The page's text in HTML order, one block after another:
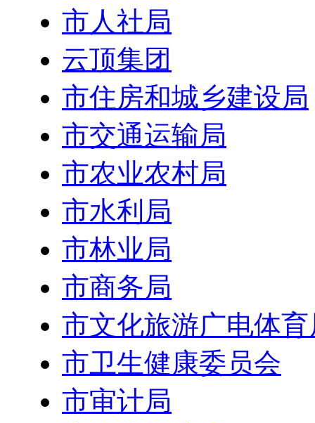
市人社局
云顶集团
市住房和城乡建设局
市交通运输局
市农业农村局
市水利局
市林业局
市商务局
市文化旅游广电体育
市卫生健康委员会
市审计局